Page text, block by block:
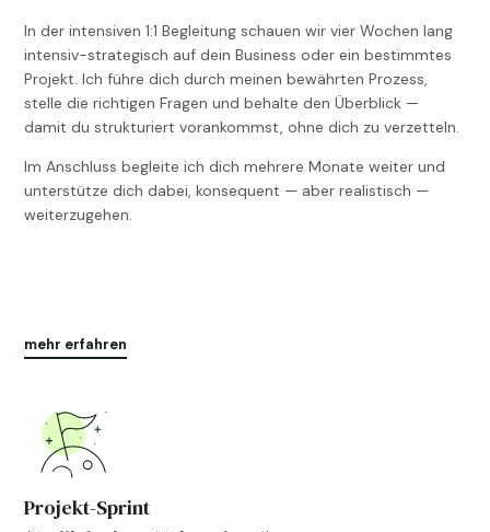
In der intensiven 1:1 Begleitung schauen wir vier Wochen lang
intensiv-strategisch auf dein Business oder ein bestimmtes
Projekt. Ich führe dich durch meinen bewährten Prozess,
stelle die richtigen Fragen und behalte den Überblick —
damit du strukturiert vorankommst, ohne dich zu verzetteln.
Im Anschluss begleite ich dich mehrere Monate weiter und
unterstütze dich dabei, konsequent — aber realistisch —
weiterzugehen.
mehr erfahren
Projekt-Sprint